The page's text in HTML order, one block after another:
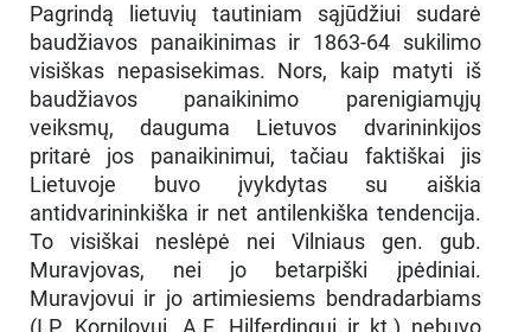
Pagrindą lietuvių tautiniam sąjūdžiui sudarė
baudžiavos panaikinimas ir 1863-64 sukilimo
visiškas nepasisekimas. Nors, kaip matyti iš
baudžiavos panaikinimo parenigiamųjų
veiksmų, dauguma Lietuvos dvarininkijos
pritarė jos panaikinimui, tačiau faktiškai jis
Lietuvoje buvo įvykdytas su aiškia
antidvarininkiška ir net antilenkiška tendencija.
To visiškai neslėpė nei Vilniaus gen. gub.
Muravjovas, nei jo betarpiški įpėdiniai.
Muravjovui ir jo artimiesiems bendradarbiams
(I.P. Kornilovui, A.F. Hilferdingui ir kt.) nebuvo